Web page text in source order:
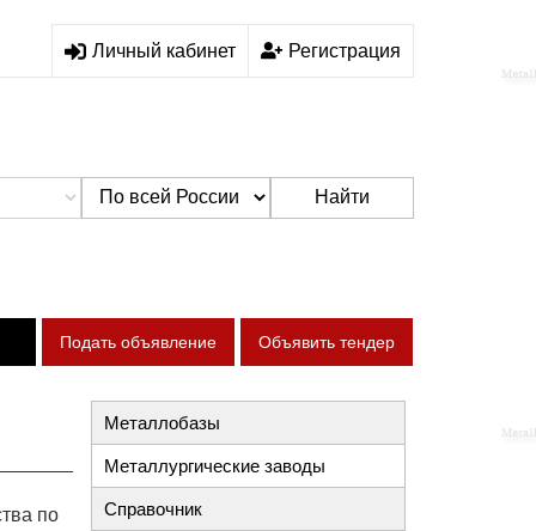
Личный кабинет Регистрация
Найти
Подать объявление Объявить тендер
по
Металлобазы
Металлургические заводы
Справочник